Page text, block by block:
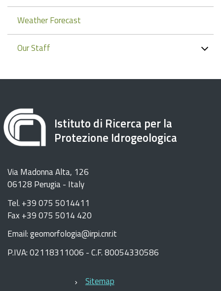
Weather Forecast
Our Staff
Istituto di Ricerca per la
Protezione Idrogeologica
Via Madonna Alta, 126
06128 Perugia - Italy
Tel. +39 075 5014411
Fax +39 075 5014 420
Email: geomorfologia@irpi.cnr.it
P.IVA: 02118311006 - C.F. 80054330586
Sitemap